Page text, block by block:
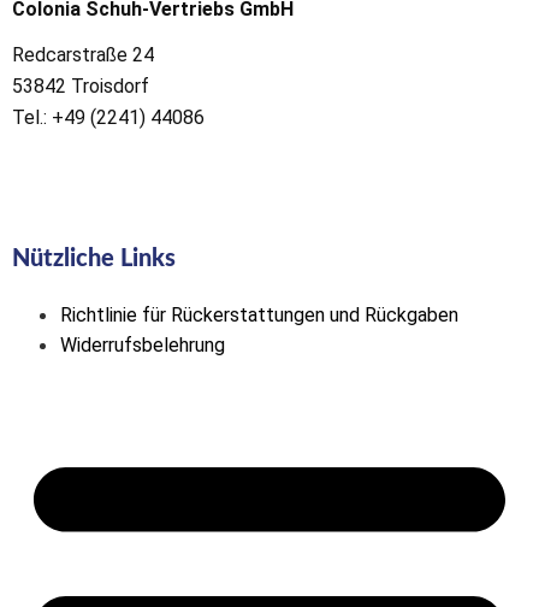
Colonia Schuh-Vertriebs GmbH
Redcarstraße 24
53842 Troisdorf
Tel.: +49 (2241) 44086
Nützliche Links
Richtlinie für Rückerstattungen und Rückgaben
Widerrufsbelehrung